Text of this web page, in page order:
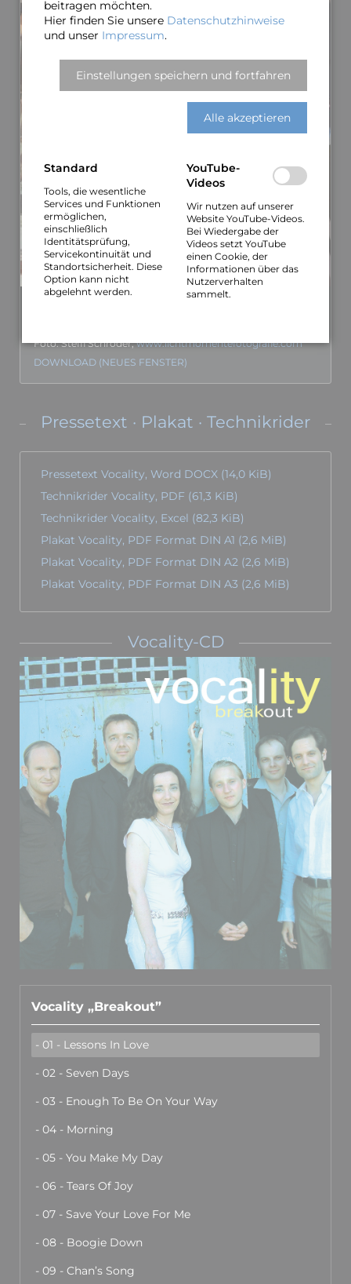
Foto: Steffi Schröder,www.lichtmomentefotografie.com
DOWNLOAD (NEUES FENSTER)
Pressetext · Plakat · Technikrider
Pressetext Vocality, Word DOCX (14,0 KiB)
Technikrider Vocality, PDF (61,3 KiB)
Technikrider Vocality, Excel (82,3 KiB)
Plakat Vocality, PDF Format DIN A1 (2,6 MiB)
Plakat Vocality, PDF Format DIN A2 (2,6 MiB)
Plakat Vocality, PDF Format DIN A3 (2,6 MiB)
Vocality-CD
Vocality „Breakout”
- 01 - Lessons In Love
- 02 - Seven Days
- 03 - Enough To Be On Your Way
- 04 - Morning
- 05 - You Make My Day
- 06 - Tears Of Joy
- 07 - Save Your Love For Me
- 08 - Boogie Down
- 09 - Chan’s Song
beitragen möchten.
Hier finden Sie unsere Datenschutzhinweise
und unser Impressum.
Einstellungen speichern und fortfahren
Alle akzeptieren
Standard
Tools, die wesentliche
Services und Funktionen
ermöglichen,
einschließlich
Identitätsprüfung,
Servicekontinuität und
Standortsicherheit. Diese
Option kann nicht
abgelehnt werden.
YouTube-
Videos
Wir nutzen auf unserer
Website YouTube-Videos.
Bei Wiedergabe der
Videos setzt YouTube
einen Cookie, der
Informationen über das
Nutzerverhalten
sammelt.